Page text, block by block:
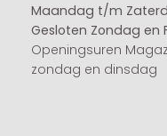
Maandag t/m
Gesloten Zondag en
Openingsuren
zondag en dinsdag